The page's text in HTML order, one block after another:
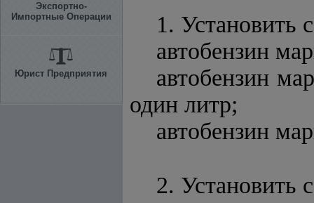
Экспортно-
Импортные Операции
Юрист Предприятия
1. Установить
автобензин
автобензин
один литр;
автобензин
2. Установить